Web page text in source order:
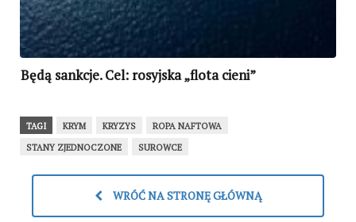
Będą sankcje. Cel: rosyjska „flota cieni”
TAGI KRYM KRYZYS
ROPA NAFTOWA
STANY ZJEDNOCZONE
SUROWCE
WRÓĆ NA STRONĘ GŁÓWNĄ